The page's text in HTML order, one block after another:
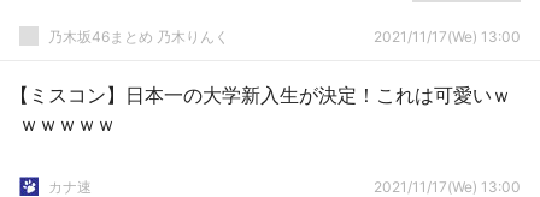
乃木坂46まとめ 乃木りんく 2021/11/17(We) 13:00
【ミスコン】日本一の大学新入生が決定！これは可愛いｗ
ｗｗｗｗｗ
カナ速 2021/11/17(We) 13:00